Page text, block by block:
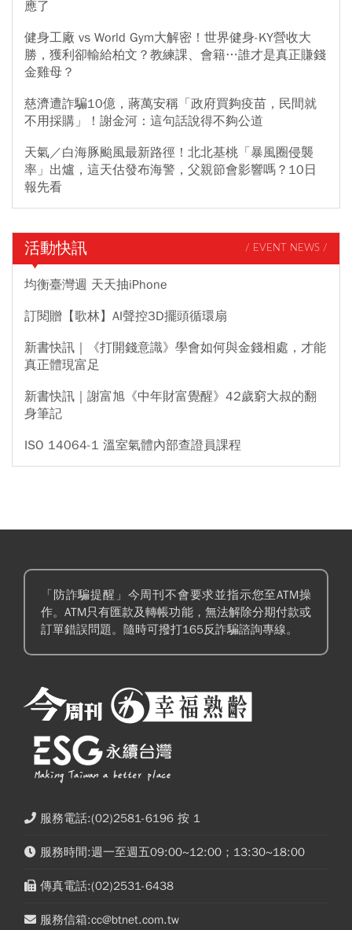
應了
健身工廠 vs World Gym大解密！世界健身-KY營收大
勝，獲利卻輸給柏文？教練課、會籍…誰才是真正賺錢
金雞母？
慈濟遭詐騙10億，蔣萬安稱「政府買夠疫苗，民間就
不用採購」！謝金河：這句話說得不夠公道
天氣／白海豚颱風最新路徑！北北基桃「暴風圈侵襲
率」出爐，這天估發布海警，父親節會影響嗎？10日
報先看
活動快訊 / EVENT NEWS /
均衡臺灣週 天天抽iPhone
訂閱贈【歌林】AI聲控3D擺頭循環扇
新書快訊｜《打開錢意識》學會如何與金錢相處，才能
真正體現富足
新書快訊｜謝富旭《中年財富覺醒》42歲窮大叔的翻
身筆記
ISO 14064-1 溫室氣體內部查證員課程
「防詐騙提醒」今周刊不會要求並指示您至ATM操
作。ATM只有匯款及轉帳功能，無法解除分期付款或
訂單錯誤問題。隨時可撥打165反詐騙諮詢專線。
服務電話:(02)2581-6196 按 1
服務時間:週一至週五09:00~12:00；13:30~18:00
傳真電話:(02)2531-6438
服務信箱:cc@btnet.com.tw